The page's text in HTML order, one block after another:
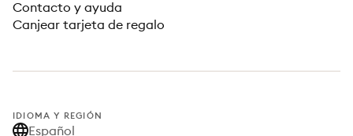
Contacto y ayuda
Canjear tarjeta de regalo
IDIOMA Y REGIÓN
Español